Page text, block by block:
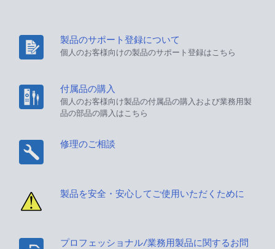
製品のサポート登録について
個人のお客様向けの製品のサポート登録はこちら
付属品の購入
個人のお客様向け製品の付属品の購入および業務用製
品の部品の購入はこちら
修理のご相談
製品を安全・安心してご使用いただくために
プロフェッショナル/業務用製品に関するお問